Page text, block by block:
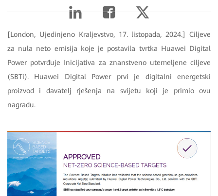
[London, Ujedinjeno Kraljevstvo, 17. listopada, 2024.] Ciljeve
za nula neto emisija koje je postavila tvrtka Huawei Digital
Power potvrđuje Inicijativa za znanstveno utemeljene ciljeve
(SBTi). Huawei Digital Power prvi je digitalni energetski
proizvod i davatelj rješenja na svijetu koji je primio ovu
nagradu.